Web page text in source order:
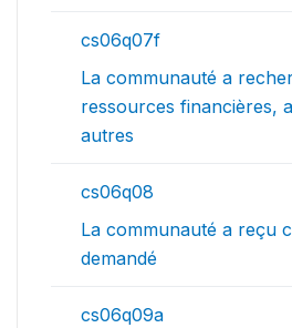
cs06q07f
La communauté a
ressources financières,
autres
cs06q08
La communauté a reçu
demandé
cs06q09a